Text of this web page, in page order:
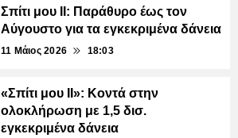
Σπίτι μου ΙΙ: Παράθυρο έως τον
Αύγουστο για τα εγκεκριμένα δάνεια
11 Μάιος 2026 18:03
«Σπίτι μου ΙΙ»: Κοντά στην
ολοκλήρωση με 1,5 δισ.
εγκεκριμένα δάνεια